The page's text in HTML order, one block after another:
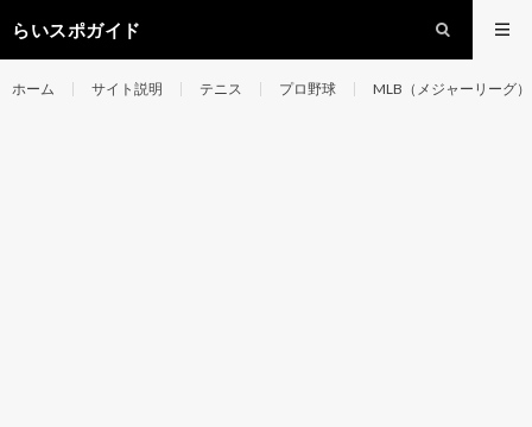
らいスポガイド
ホーム サイト説明 テニス プロ野球 MLB（メジャーリーグ）